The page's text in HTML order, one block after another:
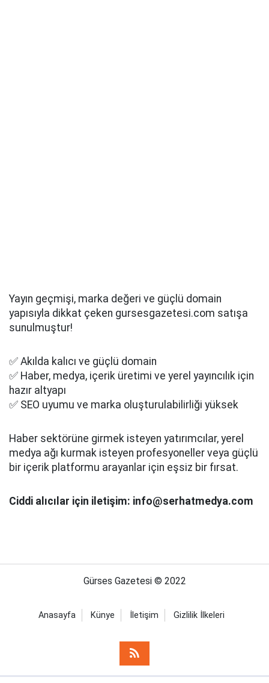
Yayın geçmişi, marka değeri ve güçlü domain
yapısıyla dikkat çeken gursesgazetesi.com satışa
sunulmuştur!
✅ Akılda kalıcı ve güçlü domain
✅ Haber, medya, içerik üretimi ve yerel yayıncılık için
hazır altyapı
✅ SEO uyumu ve marka oluşturulabilirliği yüksek
Haber sektörüne girmek isteyen yatırımcılar, yerel
medya ağı kurmak isteyen profesyoneller veya güçlü
bir içerik platformu arayanlar için eşsiz bir fırsat.
Ciddi alıcılar için iletişim: info@serhatmedya.com
Gürses Gazetesi © 2022
Anasayfa Künye İletişim Gizlilik İlkeleri